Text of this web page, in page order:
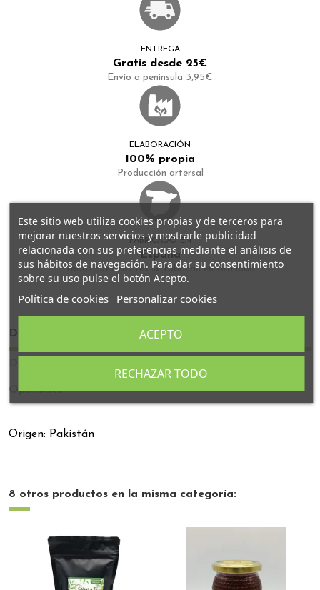
ENTREGA
Gratis desde 25€
Envío a peninsula 3,95€
ELABORACIÓN
100% propia
Producción artersal
FABRICADO EN
España
Todos nuestros tés se fabrican en Granada
Descripción
Opiniones
Origen: Pakistán
8 otros productos en la misma categoría:
Este sitio web utiliza cookies propias y de terceros para
mejorar nuestros servicios y mostrarle publicidad
relacionada con sus preferencias mediante el análisis de
sus hábitos de navegación. Para dar su consentimiento
sobre su uso pulse el botón Acepto.
Política de cookies Personalizar cookies
RECHAZAR TODO
ACEPTO